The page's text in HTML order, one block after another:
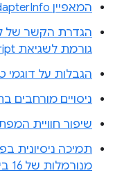
המאפיין adapterInfo של GPUDevice
הגדרת הקשר של
גורמת לשגיאת JavaScript
הגבלות על דוגמי
ניסויים מורחבים
שיפור חוויית
תמיכה ניסיונית
מנורמלות של 16 ביט